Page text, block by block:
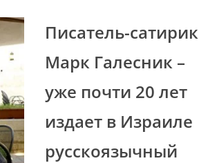
Писатель-сатирик
Марк Галесник –
уже почти 20 лет
издает в Израиле
русскоязычный